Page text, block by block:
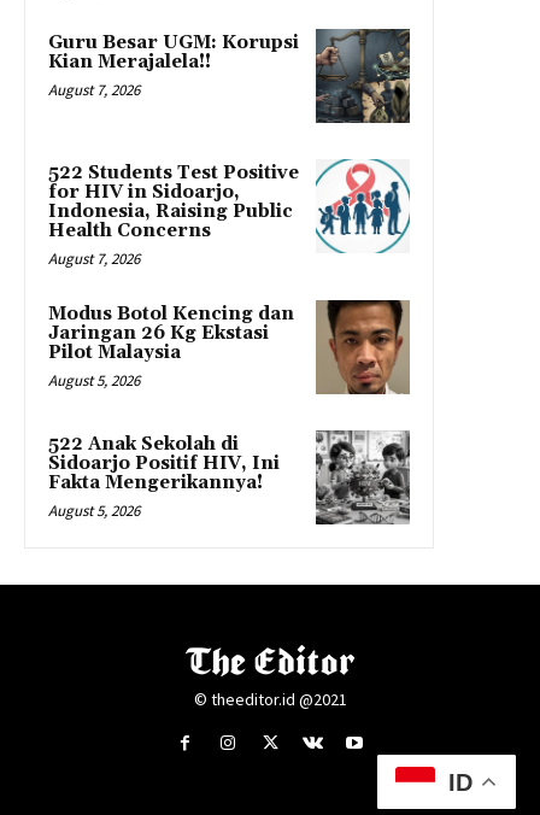
Guru Besar UGM: Korupsi
Kian Merajalela!!
August 7, 2026
522 Students Test Positive
for HIV in Sidoarjo,
Indonesia, Raising Public
Health Concerns
August 7, 2026
Modus Botol Kencing dan
Jaringan 26 Kg Ekstasi
Pilot Malaysia
August 5, 2026
522 Anak Sekolah di
Sidoarjo Positif HIV, Ini
Fakta Mengerikannya!
August 5, 2026
© theeditor.id @2021
ID